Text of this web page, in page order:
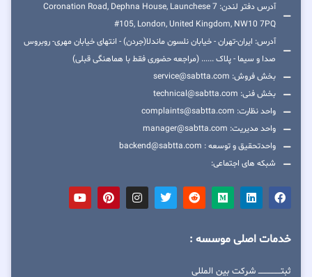
آدرس دفتر لندن: 7 Coronation Road, Dephna House, Launchese
#105, London, United Kingdom, NW10 7PQ
آدرس: ایران-تهران - خیابان نلسون ماندلا(جردن) - انتهای خیابان مهری- روبروس
صدا و سیما - پلاک ...... (مراجعه حضوری فقط با هماهنگی قبلی)
بخش فروش: service@sabtta.com
بخش فنی: technical@sabtta.com
واحد نظارت: complaints@sabtta.com
واحد مدیریت: manager@sabtta.com
واحدتحقیق و توسعه : backend@sabtta.com
شبکه های اجتماعی:
خدمات اصلی موسسه :
ثبتــــــــــــــــ شرکت بین المللی